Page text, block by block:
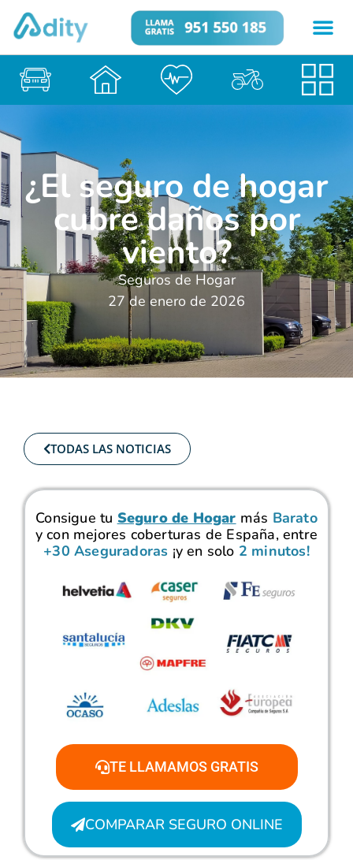
¿El seguro de hogar
cubre daños por
viento?
Seguros de Hogar
27 de enero de 2026
TODAS LAS NOTICIAS
Consigue tu Seguro de Hogar más Barato
y con mejores coberturas de España, entre
+30 Aseguradoras ¡y en solo 2 minutos!
TE LLAMAMOS GRATIS
COMPARAR SEGURO ONLINE